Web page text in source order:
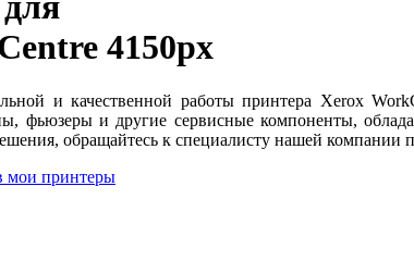
4150px
и качественной работы принтера Xerox
фьюзеры и другие сервисные компоненты,
обращайтесь к специалисту нашей компании
мои принтеры